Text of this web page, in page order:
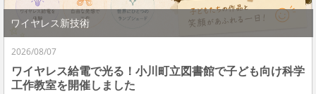
ワイヤレス新技術
2026/08/07
ワイヤレス給電で光る！小川町立図書館で子ども向け科学
工作教室を開催しました